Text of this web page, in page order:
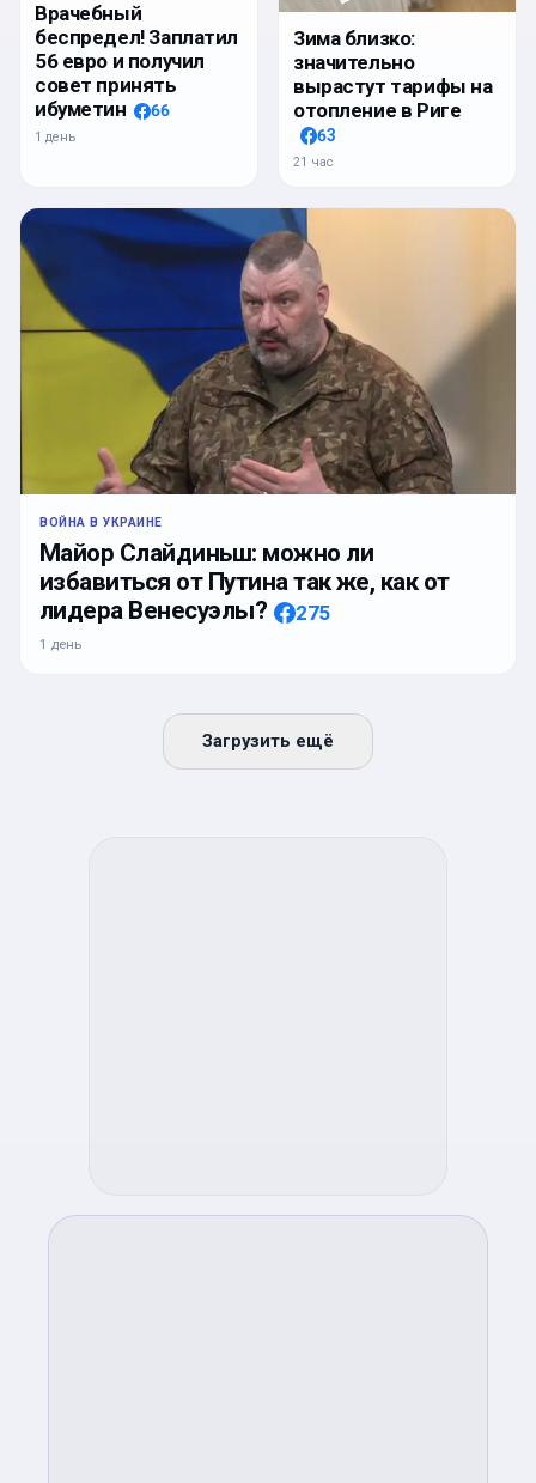
Врачебный
беспредел! Заплатил
56 евро и получил
совет принять
ибуметин
66
1 день
Зима близко:
значительно
вырастут тарифы на
отопление в Риге
63
21 час
ВОЙНА В УКРАИНЕ
Майор Слайдиньш: можно ли
избавиться от Путина так же, как от
лидера Венесуэлы?
275
1 день
Загрузить ещё